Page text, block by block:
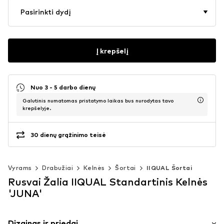
Pasirinkti dydį
Į krepšelį
Nuo 3 - 5 darbo dienų
Galutinis numatomas pristatymo laikas bus nurodytas tavo
krepšelyje.
30 dienų grąžinimo teisė
Vyrams Drabužiai Kelnės Šortai IIQUAL Šortai
Rusvai Žalia IIQUAL Standartinis Kelnės
'JUNA'